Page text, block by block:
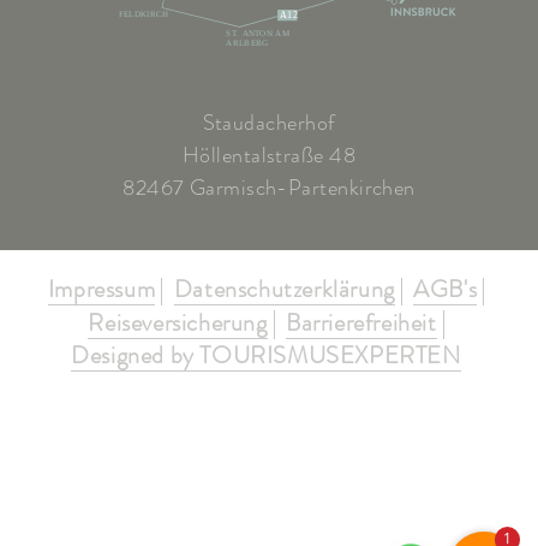
A12
ST. ANTON AM
ARLBERG
FELDKIRCH
Staudacherhof
Höllentalstraße 48
82467 Garmisch-Partenkirchen
Impressum Datenschutzerklärung
AGB's
Reiseversicherung
Barrierefreiheit
Designed by TOURISMUSEXPERTEN
1